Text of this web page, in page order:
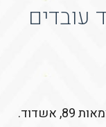
עובדים
סניף אביעזר בבית אשדוד ממוקם בהעצמאות 89, אשדוד.